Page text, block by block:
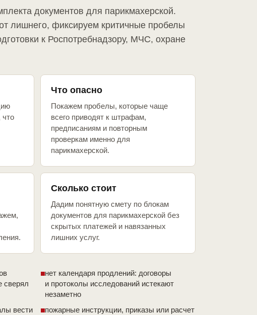
документов для парикмахерской.
лишнего, фиксируем критичные пробелы
к Роспотребнадзору, МЧС, охране
что
Что опасно
Покажем пробелы, которые чаще
всего приводят к штрафам,
предписаниям и повторным
проверкам именно для
парикмахерской.
Сколько стоит
Дадим понятную смету по блокам
документов для парикмахерской без
скрытых платежей и навязанных
лишних услуг.
сверял
нет календаря продлений: договоры
и протоколы исследований истекают
незаметно
вести
пожарные инструкции, приказы или расчет